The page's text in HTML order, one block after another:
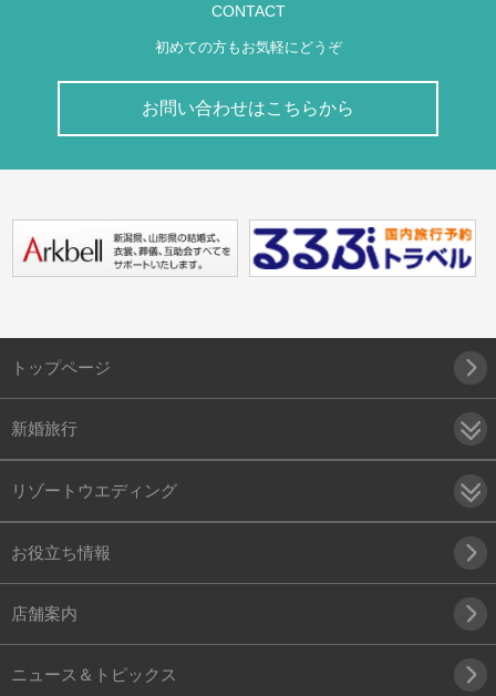
CONTACT
初めての方もお気軽にどうぞ
お問い合わせはこちらから
トップページ
新婚旅行
リゾートウエディング
お役立ち情報
店舗案内
ニュース＆トピックス